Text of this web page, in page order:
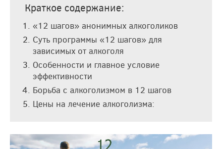
Краткое содержание:
«12 шагов» анонимных алкоголиков
Суть программы «12 шагов» для
зависимых от алкоголя
Особенности и главное условие
эффективности
Борьба с алкоголизмом в 12 шагов
Цены на лечение алкоголизма: